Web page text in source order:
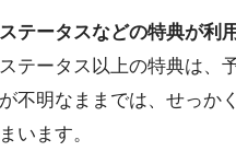
テータスなどの特典が利
テータス以上の特典は、
不明なままでは、せっか
います。